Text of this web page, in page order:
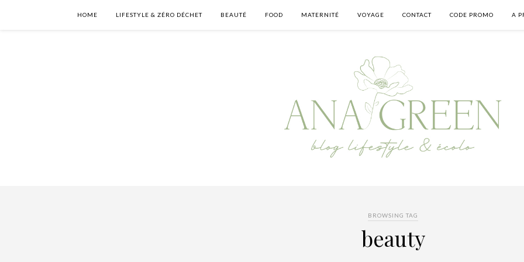
HOME LIFESTYLE & ZÉRO DÉCHET BEAUTÉ FOOD MATERNITÉ VOYAGE CONTACT CODE PROMO A
BROWSING TAG
beauty